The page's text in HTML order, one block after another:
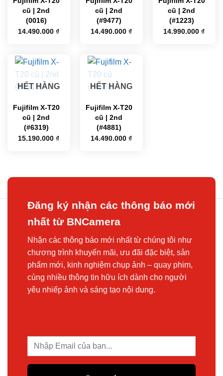
cũ | 2nd
(0016)
14.490.000₫
cũ | 2nd
(#9477)
14.490.000₫
cũ | 2nd
(#1223)
14.990.000₫
HẾT HÀNG
Fujifilm X-T20
cũ | 2nd
(#6319)
15.190.000₫
HẾT HÀNG
Fujifilm X-T20
cũ | 2nd
(#4881)
14.490.000₫
Đăng ký nhận các thông báo mới
nhất từ BNCamera
Nhận các thông báo mới nhất từ chúng tôi như
chương trình khuyến mãi, ưu đãi đặc biệt, sản
phẩm mới, kinh nghiệm chụp ảnh – quay phim,
cùng nhiều thông tin hữu ích dành cho người
yêu nhiếp ảnh và sáng tạo nội dung.